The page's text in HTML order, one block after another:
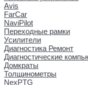
Avis
FarCar
NaviPilot
Переходные рамки
Усилители
Диагностика Ремонт
Диагностические
Домкраты
Толщинометры
NexPTG